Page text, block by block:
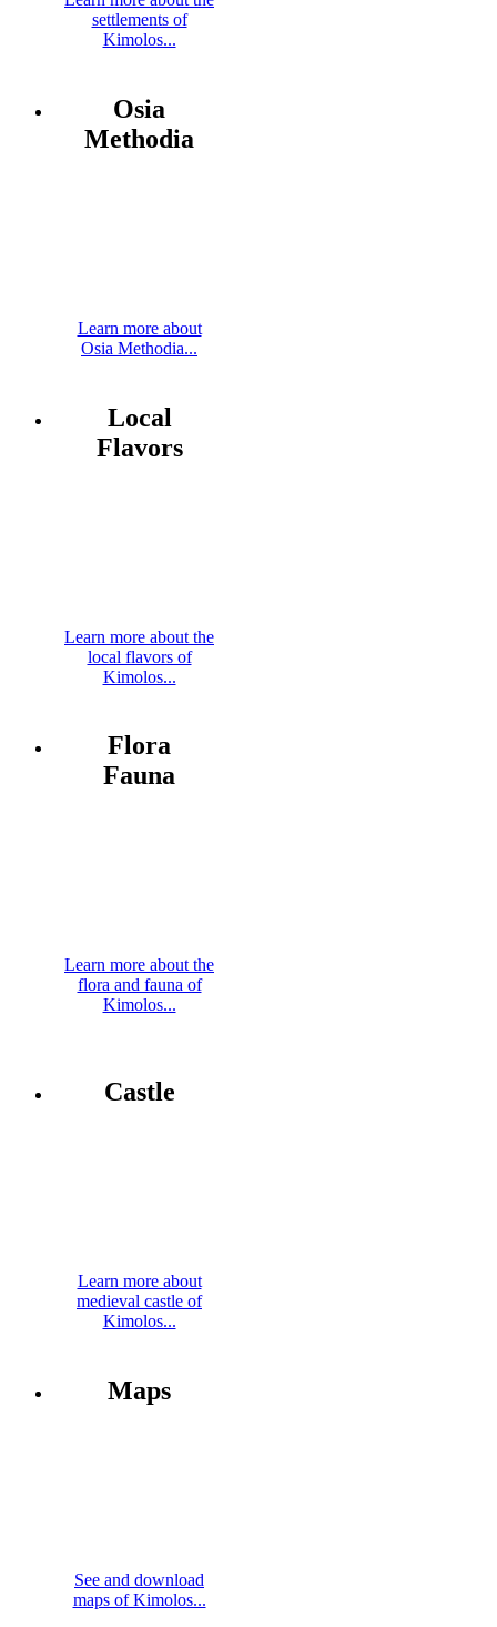
settlements of
Kimolos...
Osia
Methodia
Learn more about
Osia Methodia...
Local
Flavors
Learn more about the
local flavors of
Kimolos...
Flora
Fauna
Learn more about the
flora and fauna of
Kimolos...
Castle
Learn more about
medieval castle of
Kimolos...
Maps
See and download
maps of Kimolos...